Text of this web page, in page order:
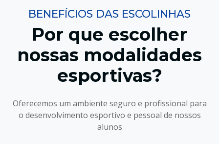
BENEFÍCIOS DAS ESCOLINHAS
Por que escolher
nossas modalidades
esportivas?
Oferecemos um ambiente seguro e profissional para
o desenvolvimento esportivo e pessoal de nossos
alunos